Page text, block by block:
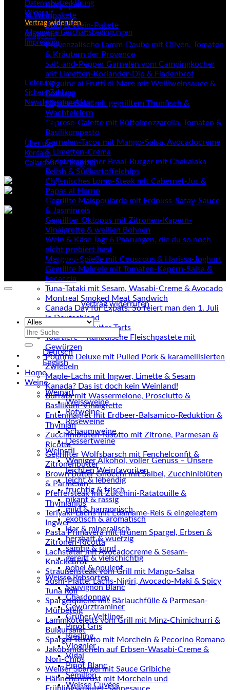
BBQ Quiz
% Weinpakete
BBQ & Wein-Pakete
Magazin
Provenzalische Lamm-Daube mit Oliven, Tomaten
& Kräutern der Provence
Salt-and-Pepper Garnelen vom Campingkocher
mit Limetten-Koriander-Dip & Fladenbrot
Linguine ai Frutti di Mare mit Weißweinsauce &
Bottarga
Niçoise-Salat mit gegrilltem Thunfisch &
Wachteleiern
Caprese-Galette mit Büffelmozzarella, Tomaten &
Basilikumpesto
Garnelen-Tacos mit Mango-Salsa, Avocadocreme
& Limetten-Crema
Südafrikanischer Braai-Burger mit Chakalaka-
Relish & Süßkartoffelchips
Chilenisches Lomo-Steak mit Cabernet-Jus &
Papas al Horno
Gegrillte Maispoularde mit Erdnuss-Satay-Sauce
& Jasminreis
Gegrillter Oktopus mit Zitronen-Kapern-
Vinaigrette & weißen Bohnen
Wein & Käse Tag: 6 Paarungen, die du so noch
nicht probiert hast
Merguez-Spieße mit Couscous & Harissa-Joghurt
Gegrillte Makrele mit Tomaten-Kapern-Salsa &
Focaccia
Tuna-Tataki mit Sesam, Wasabi-Creme & Avocado
Montreal Smoked Meat Sandwich
Canada Day für Expats: So feiert man den 1. Juli
in Deutschland
Kanadische Butter Tarts
Tourtière – Kanadische Fleischpastete mit
Gewürzen
Poutine Deluxe mit Pulled Pork & karamellisierten
Zwiebeln
Maple-Lachs mit Ingwer, Limette & Sesam
Kanada? Das ist doch kein Weinland!
Burrata mit Wassermelone, Prosciutto &
Basilikum-Vinaigrette
Entenmagret mit Erdbeer-Balsamico-Reduktion &
Thymian
Zucchiniblüten-Risotto mit Zitrone, Parmesan &
Ricotta
Gegrillter Wolfsbarsch mit Fenchelconfit &
Zitronenbutter
Brown Butter Gnocchi mit Salbei, Zucchiniblüten
& Parmesan
Pfeffersteak mit Zucchini-Ratatouille &
Thymianjus
Teriyaki-Lachs mit Edamame-Reis & eingelegtem
Ingwer
Pasta Primavera mit grünem Spargel, Erbsen &
Zitronen-Ricotta
Lachstatar mit Avocadocreme & Sesam-
Knäckebrot
Straußensteak vom Grill mit Mango-Salsa
Sushi-Platte: Lachs-Nigiri, Avocado-Maki & Spicy
Tuna Roll
Spargelquiche mit Bärlauchfülle & Parmesan-
Mürbeteig
Lammkoteletts vom Grill mit Minz-Chimichurri &
Bulgursalat
Spargel-Risotto mit Morcheln & Pecorino Romano
Jakobsmuscheln auf Erbsen-Wasabi-Creme &
Nori-Chips
Weißer Spargel mit Sauce Gribiche
Hähnchenbrust mit Morcheln und
Datenschutzerklärung
Widerruf
Vertrag widerufen
Allgemeine Geschäftsbedingungen
Impressum
Kundenservice
Lieferung
Sichere Zahlung
Newsletteranmeldung
Unternehmen
Über uns
Kontakt
Cellardoor 24 Magazin
2026 UX Themes
Privacy Cookies
Vertrag widerrufen
Suchen
nach:
Deutsch
English
Home
Weine
Weinart
Weissweine
Rotweine
Roséweine
Schaumweine
Dessertweine
Weinstil
Weniger Alkohol, voller Genuss – Unsere
leichten Weinfavoriten
leicht & lebendig
fruchtig & frisch
pikant & rassig
mild & harmonisch
exotisch & aromatisch
klar & mineralisch
herzhaft & wuerzig
samtig & rund
gereift & vielschichtig
nobel & opulent
Weisse Rebsorten
Sauvignon Blanc
Chardonnay
Gewürztraminer
Grüner Veltliner
Pinot Gris
Riesling
Viognier
Vidal
Pinot Blanc
Sémillon
Weisse Cuvées